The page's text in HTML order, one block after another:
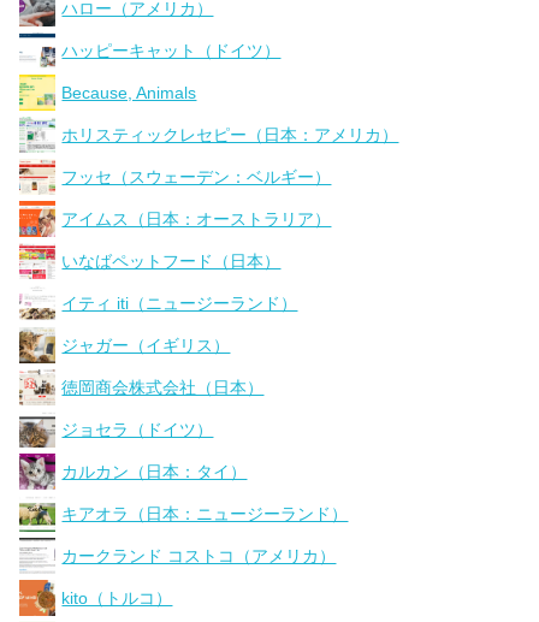
ハロー（アメリカ）
ハッピーキャット（ドイツ）
Because, Animals
ホリスティックレセピー（日本：アメリカ）
フッセ（スウェーデン：ベルギー）
アイムス（日本：オーストラリア）
いなばペットフード（日本）
イティ iti（ニュージーランド）
ジャガー（イギリス）
徳岡商会株式会社（日本）
ジョセラ（ドイツ）
カルカン（日本：タイ）
キアオラ（日本：ニュージーランド）
カークランド コストコ（アメリカ）
kito（トルコ）